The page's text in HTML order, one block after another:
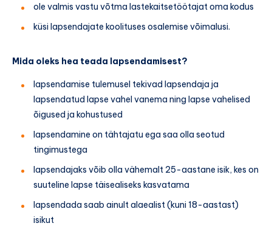
ole valmis vastu võtma lastekaitsetöötajat oma kodus
küsi lapsendajate koolituses osalemise võimalusi.
Mida oleks hea teada lapsendamisest?
lapsendamise tulemusel tekivad lapsendaja ja
lapsendatud lapse vahel vanema ning lapse vahelised
õigused ja kohustused
lapsendamine on tähtajatu ega saa olla seotud
tingimustega
lapsendajaks võib olla vähemalt 25-aastane isik, kes on
suuteline lapse täisealiseks kasvatama
lapsendada saab ainult alaealist (kuni 18-aastast)
isikut